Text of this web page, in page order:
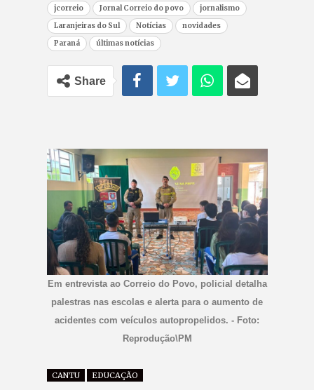
jcorreio
Jornal Correio do povo
jornalismo
Laranjeiras do Sul
Notícias
novidades
Paraná
últimas notícias
Share
Em entrevista ao Correio do Povo, policial detalha
palestras nas escolas e alerta para o aumento de
acidentes com veículos autopropelidos. - Foto:
Reprodução\PM
CANTU EDUCAÇÃO